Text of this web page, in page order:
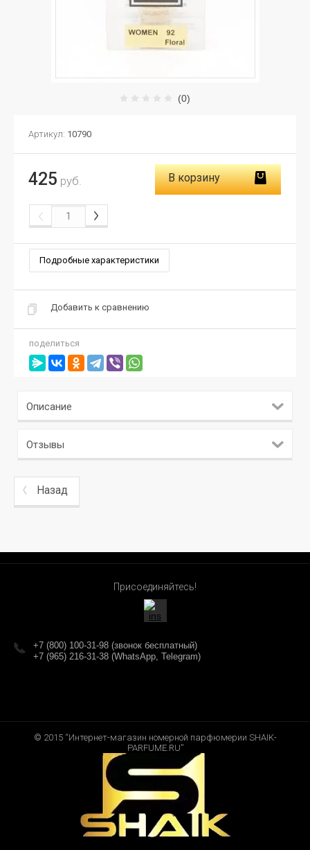
(0)
Артикул: 10790
425 руб. В корзину
Подробные характеристики
Добавить к сравнению
поделиться
Описание
Отзывы
Назад
Присоединяйтесь!
+7 (800) 100-31-98 (звонок бесплатный)
+7 (965) 216-31-38 (WhatsApp, Telegram)
© 2015 “Интернет-магазин номерной парфюмерии SHAIK-
PARFUME.RU”